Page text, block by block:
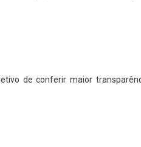
de conferir maior